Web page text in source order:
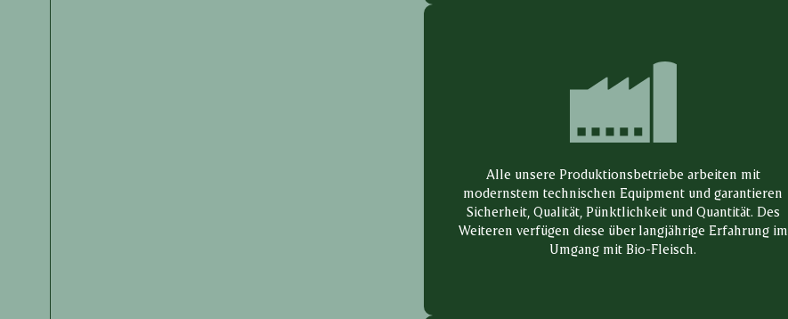
Alle unsere Produktionsbetriebe arbeiten mit
modernstem technischen Equipment und garantieren
Sicherheit, Qualität, Pünktlichkeit und Quantität. Des
Weiteren verfügen diese über langjährige Erfahrung im
Umgang mit Bio-Fleisch.